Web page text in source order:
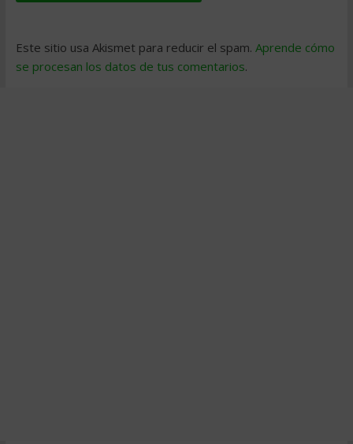
Este sitio usa Akismet para reducir el spam. Aprende cómo
se procesan los datos de tus comentarios.